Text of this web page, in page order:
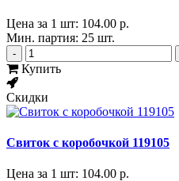
Цена за 1 шт: 104.00 р.
Мин. партия: 25 шт.
-
Купить
Скидки
Свиток с коробочкой 119105
Цена за 1 шт: 104.00 р.